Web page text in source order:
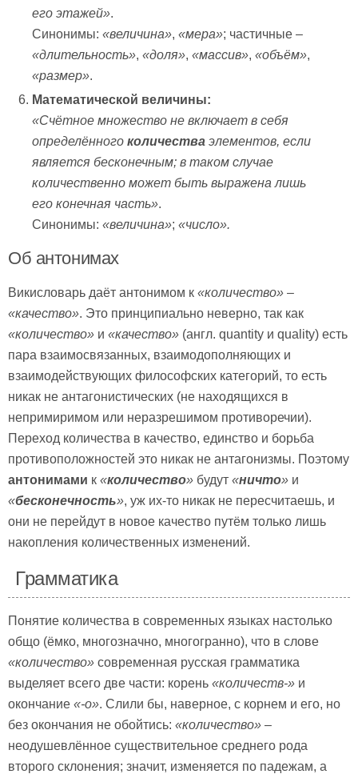
его этажей».
Синонимы:«величина»,«мера»; частичные –
«длительность»,«доля»,«массив»,«объём»,
«размер».
Математической величины:
«Счётное множество не включает в себя
определённогоколичества элементов, если
является бесконечным; в таком случае
количественно может быть выражена лишь
его конечная часть».
Синонимы:«величина»;«число».
Об антонимах
Викисловарь даёт антонимом к «количество» –
«качество». Это принципиально неверно, так как
«количество» и «качество» (англ. quantity и quality) есть
пара взаимосвязанных, взаимодополняющих и
взаимодействующих философских категорий, то есть
никак не антагонистических (не находящихся в
непримиримом или неразрешимом противоречии).
Переход количества в качество, единство и борьба
противоположностей это никак не антагонизмы. Поэтому
антонимами к «количество» будут «ничто» и
«бесконечность», уж их-то никак не пересчитаешь, и
они не перейдут в новое качество путём только лишь
накопления количественных изменений.
Грамматика
Понятие количества в современных языках настолько
общо (ёмко, многозначно, многогранно), что в слове
«количество» современная русская грамматика
выделяет всего две части: корень «количеств-» и
окончание «-о». Слили бы, наверное, с корнем и его, но
без окончания не обойтись: «количество» –
неодушевлённое существительное среднего рода
второго склонения; значит, изменяется по падежам, а